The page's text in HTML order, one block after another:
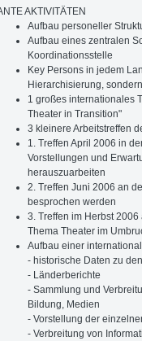
AKTIVITÄTEN
Aufbau personeller
Aufbau eines zentralen
Koordinationsstelle
Key Persons in jedem
Hierarchisierung,
1 großes internationales
Theater in Transition"
3 kleinere Arbeitstreffen
1. Treffen April 2006 in
Vorstellungen und
herauszuarbeiten
2. Treffen Juni 2006 an
besprochen werden
3. Treffen im Herbst
Thema Theater im
Aufbau einer
- historische Daten zu
- Länderberichte
- Sammlung und
Bildung, Medien
- Vorstellung der
- Verbreitung von